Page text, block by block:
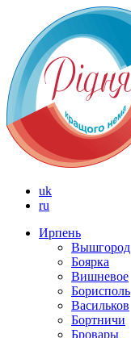
uk
ru
Ирпень
Вышгород
Боярка
Вишневое
Борисполь
Васильков
Бортничи
Бровары